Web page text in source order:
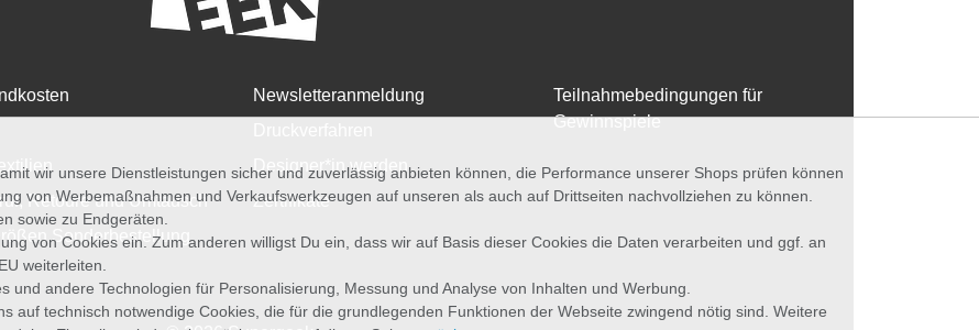
Retoure und Umtausch
Sonderbestellung
Newsletteranmeldung
Designer*in werden
Zertifikate
Teilnahmebedingungen für
Gewinnspiele
wir unsere Dienstleistungen sicher und zuverlässig anbieten können, die Performance unserer Shops prüfen können
von Werbemaßnahmen und Verkaufswerkzeugen auf unseren als auch auf Drittseiten nachvollziehen zu können.
sowie zu Endgeräten.
von Cookies ein. Zum anderen willigst Du ein, dass wir auf Basis dieser Cookies die Daten verarbeiten und ggf. an
weiterleiten.
andere Technologien für Personalisierung, Messung und Analyse von Inhalten und Werbung.
auf technisch notwendige Cookies, die für die grundlegenden Funktionen der Webseite zwingend nötig sind. Weitere